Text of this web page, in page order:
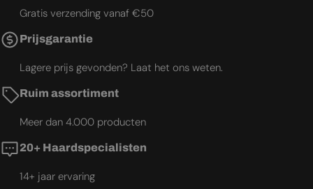
Gratis verzending vanaf €50
Prijsgarantie
Lagere prijs gevonden? Laat het ons weten.
Ruim assortiment
Meer dan 4.000 producten
20+ Haardspecialisten
14+ jaar ervaring